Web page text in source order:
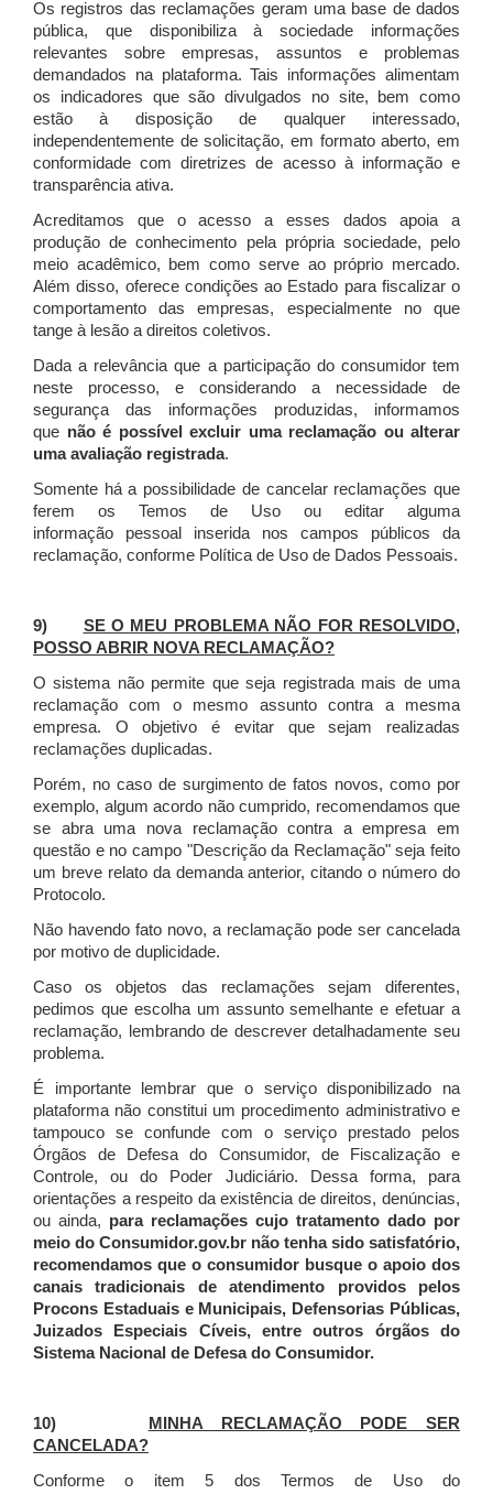
Os registros das reclamações geram uma base de dados
pública, que disponibiliza à sociedade informações
relevantes sobre empresas, assuntos e problemas
demandados na plataforma. Tais informações alimentam
os indicadores que são divulgados no site, bem como
estão à disposição de qualquer interessado,
independentemente de solicitação, em formato aberto, em
conformidade com diretrizes de acesso à informação e
transparência ativa.
Acreditamos que o acesso a esses dados apoia a
produção de conhecimento pela própria sociedade, pelo
meio acadêmico, bem como serve ao próprio mercado.
Além disso, oferece condições ao Estado para fiscalizar o
comportamento das empresas, especialmente no que
tange à lesão a direitos coletivos.
Dada a relevância que a participação do consumidor tem
neste processo, e considerando a necessidade de
segurança das informações produzidas, informamos
que não é possível excluir uma reclamação ou alterar
uma avaliação registrada.
Somente há a possibilidade de cancelar reclamações que
ferem os Temos de Uso ou editar alguma
informação pessoal inserida nos campos públicos da
reclamação, conforme Política de Uso de Dados Pessoais.
9) SE O MEU PROBLEMA NÃO FOR RESOLVIDO,
POSSO ABRIR NOVA RECLAMAÇÃO?
O sistema não permite que seja registrada mais de uma
reclamação com o mesmo assunto contra a mesma
empresa. O objetivo é evitar que sejam realizadas
reclamações duplicadas.
Porém, no caso de surgimento de fatos novos, como por
exemplo, algum acordo não cumprido, recomendamos que
se abra uma nova reclamação contra a empresa em
questão e no campo "Descrição da Reclamação" seja feito
um breve relato da demanda anterior, citando o número do
Protocolo.
Não havendo fato novo, a reclamação pode ser cancelada
por motivo de duplicidade.
Caso os objetos das reclamações sejam diferentes,
pedimos que escolha um assunto semelhante e efetuar a
reclamação, lembrando de descrever detalhadamente seu
problema.
É importante lembrar que o serviço disponibilizado na
plataforma não constitui um procedimento administrativo e
tampouco se confunde com o serviço prestado pelos
Órgãos de Defesa do Consumidor, de Fiscalização e
Controle, ou do Poder Judiciário. Dessa forma, para
orientações a respeito da existência de direitos, denúncias,
ou ainda, para reclamações cujo tratamento dado por
meio do Consumidor.gov.br não tenha sido satisfatório,
recomendamos que o consumidor busque o apoio dos
canais tradicionais de atendimento providos pelos
Procons Estaduais e Municipais, Defensorias Públicas,
Juizados Especiais Cíveis, entre outros órgãos do
Sistema Nacional de Defesa do Consumidor.
10)
MINHA RECLAMAÇÃO PODE SER
CANCELADA?
Conforme o item 5 dos Termos de Uso do